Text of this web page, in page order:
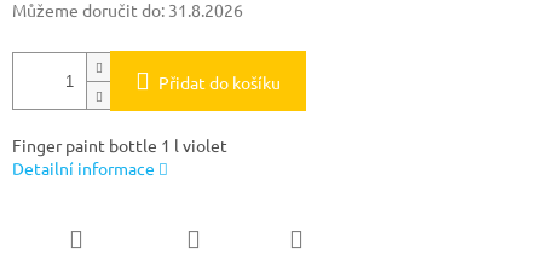
Můžeme doručit do: 31.8.2026
Přidat do košíku
Finger paint bottle 1 l violet
Detailní informace